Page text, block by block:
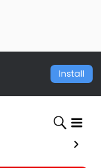
Install